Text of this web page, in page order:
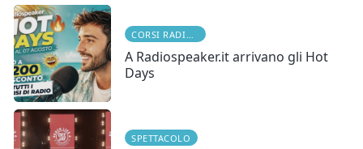
A Radiospeaker.it arrivano gli Hot
Days
SPETTACOLO